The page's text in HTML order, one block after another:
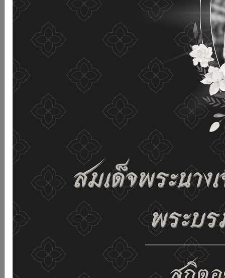
This website uses cookies (Cookies)
The Department of Older Persons Affairs
values ​​your
personal information for the purpose of developing
and improving the website. If you use this website
without changing any settings it means that you agree
to receive cookies on the website and our privacy
policy.
See details Accept all
02-659-6811 saraban@dop.mail.go.th
Change display settings
CCC